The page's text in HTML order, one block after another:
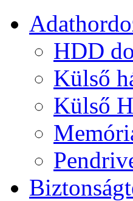
HDD
Külső
Külső